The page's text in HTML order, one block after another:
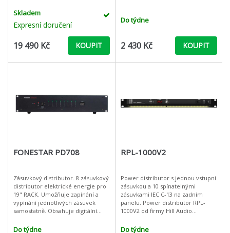
BNC pro lampičky na zadním
Skladem
Expresní doručení
19 490 Kč KOUPIT
Do týdne
2 430 Kč KOUPIT
FONESTAR PD708
Zásuvkový distributor. 8 zásuvkový
distributor elektrické energie pro
19" RACK. Umožňuje zapínání a
vypínání jednotlivých zásuvek
samostatně. Obsahuje digitální
zapínání a vypínání (od 0.5 do
Do týdne
RPL-1000V2
Power distributor s jednou vstupní
zásuvkou a 10 spínatelnými
zásuvkami IEC C-13 na zadním
panelu. Power distributor RPL-
1000V2 od firmy Hill Audio
připojená zařízení přepěťovou
Do týdne